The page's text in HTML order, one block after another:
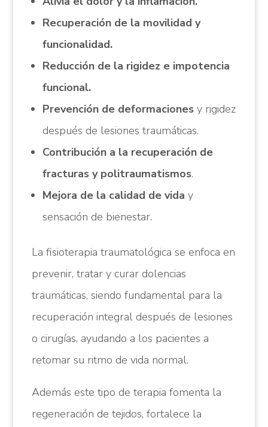
Recuperación de la movilidad y
funcionalidad.
Reducción de la rigidez e impotencia
funcional.
Prevención de deformacionesy rigidez
después de lesiones traumáticas.
Contribución a la recuperación de
fracturas y politraumatismos.
Mejora de la calidad de vida y
sensación de bienestar.
La fisioterapia traumatológica se enfoca en
prevenir, tratar y curar dolencias
traumáticas, siendo fundamental para la
recuperación integral después de lesiones
o cirugías, ayudando a los pacientes a
retomar su ritmo de vida normal.
Además este tipo de terapia fomenta la
regeneración de tejidos, fortalece la